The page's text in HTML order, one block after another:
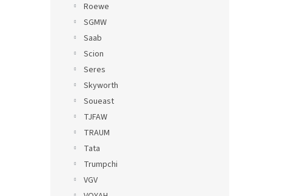
Roewe
SGMW
Saab
Scion
Seres
Skyworth
Soueast
TJFAW
TRAUM
Tata
Trumpchi
VGV